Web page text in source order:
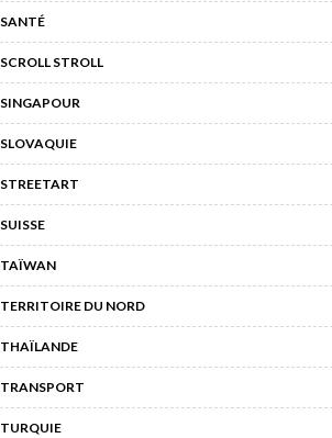
SANTÉ
SCROLL STROLL
SINGAPOUR
SLOVAQUIE
STREETART
SUISSE
TAÏWAN
TERRITOIRE DU NORD
THAÏLANDE
TRANSPORT
TURQUIE